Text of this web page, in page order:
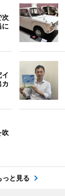
次
に
っと見る